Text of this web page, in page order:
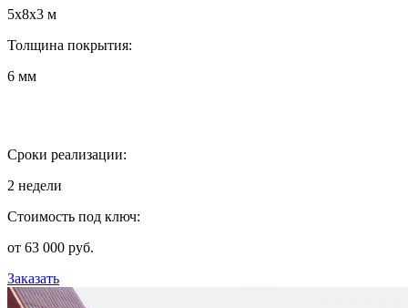
5х8х3 м
Толщина покрытия:
6 мм
Сроки реализации:
2 недели
Стоимость под ключ:
от 63 000 руб.
Заказать